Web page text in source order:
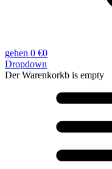
gehen 0 €0
Dropdown
Der Warenkorkb is empty